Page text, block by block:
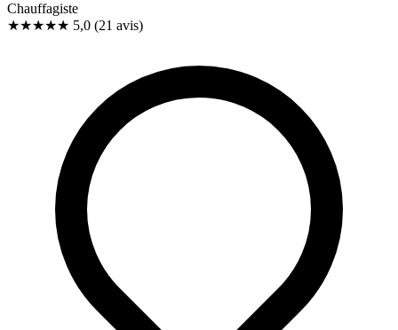
Chauffagiste
★★★★★ 5,0 (21 avis)